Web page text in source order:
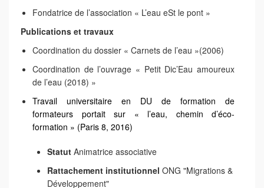
Fondatrice de l’association « L’eau eSt le pont »
Publications et travaux
Coordination du dossier « Carnets de l’eau »(2006)
Coordination de l’ouvrage « Petit Dic’Eau amoureux
de l’eau (2018) »
Travail universitaire en DU de formation de
formateurs portait sur « l’eau, chemin d’éco-
formation » (Paris 8, 2016)
Statut Animatrice associative
Rattachement institutionnel ONG "Migrations &
Développement"